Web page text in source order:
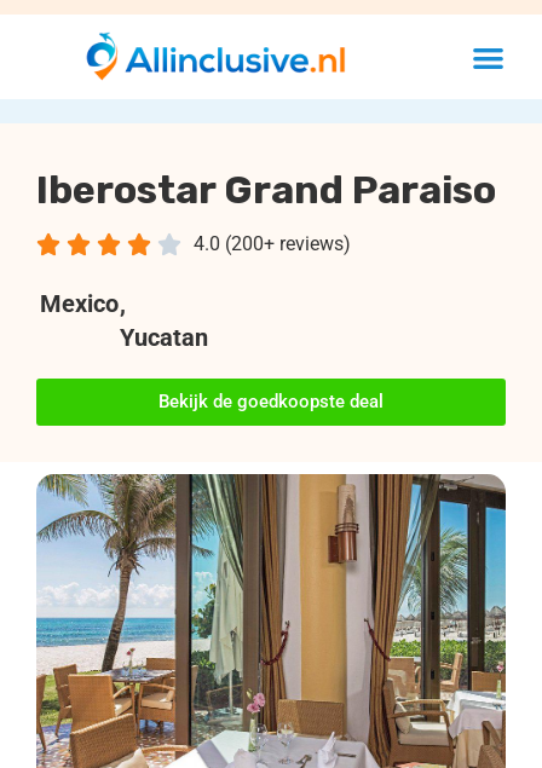
Iberostar Grand Paraiso
4.0 (200+ reviews)
    
Mexico,
Yucatan
Bekijk de goedkoopste deal